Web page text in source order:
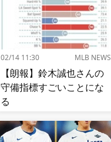
02/14 11:30 MLB NEWS
【朗報】鈴木誠也さんの
守備指標すごいことにな
る